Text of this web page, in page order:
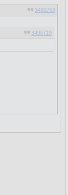
3490753
3490719